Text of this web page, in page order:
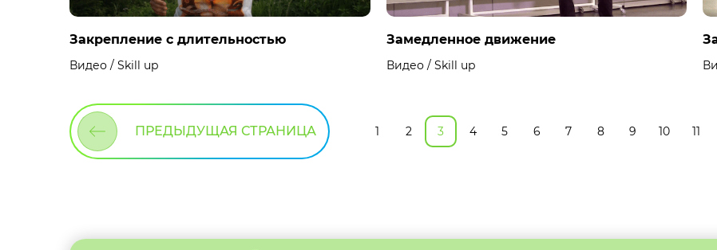
Закрепление с длительностью
Видео / Skill up
Замедленное движение
Видео / Skill up
ПРЕДЫДУЩАЯ СТРАНИЦА 1 2 3 4 5 6 7 8 9 10 11